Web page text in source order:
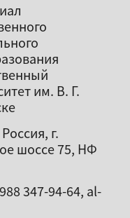
им. В. Г.
г.
шоссе 75, НФ
347-94-64, al-